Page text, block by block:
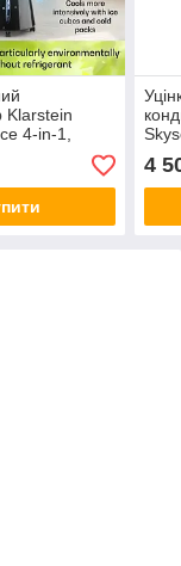
Klarstein
4-in-1,
4